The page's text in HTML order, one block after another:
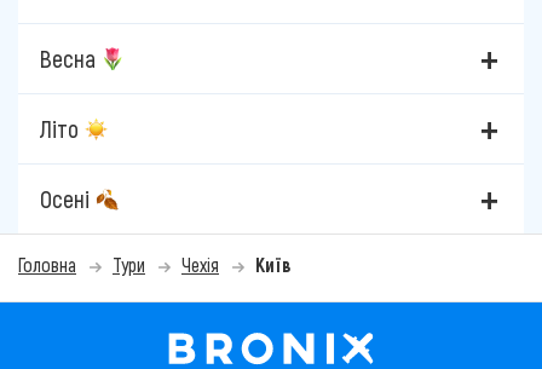
Весна
Літо
Осені
Головна Тури Чехія Київ